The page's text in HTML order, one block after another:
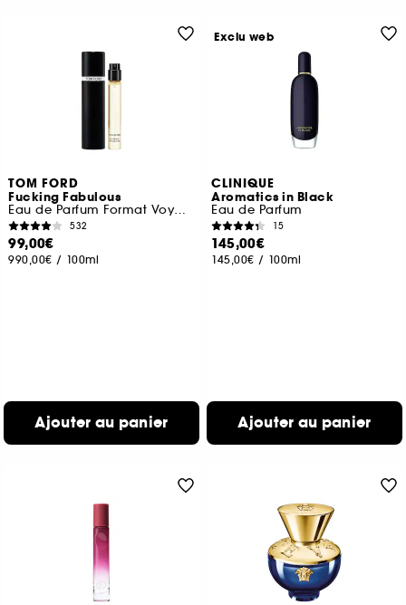
TOM FORD
Fucking Fabulous
Eau de Parfum Format Voyage
532
99,00€
990,00€ / 100ml
Ajouter au panier
CLINIQUE
Aromatics in Black
Eau de Parfum
15
145,00€
145,00€ / 100ml
Ajouter au panier
Exclu web